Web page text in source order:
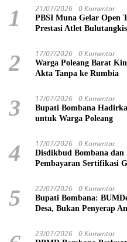
1 21/07/2026 0 Komentar
PBSI Muna Gelar Open
Prestasi Atlet Bulutangkis
2 17/07/2026 0 Komentar
Warga Poleang Barat
Akta Tanpa ke Rumbia
3 17/07/2026 0 Komentar
Bupati Bombana
untuk Warga Poleang
4 17/07/2026 0 Komentar
Disdikbud Bombana
Pembayaran Sertifikasi
5 22/07/2026 0 Komentar
Bupati Bombana:
Desa, Bukan Penyerap
23/07/2026 0 Komentar